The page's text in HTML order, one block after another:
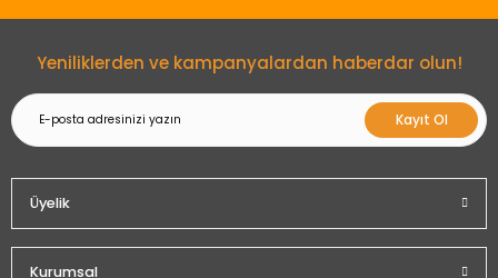
Yeniliklerden ve kampanyalardan haberdar olun!
Kayıt Ol
Üyelik
Kurumsal